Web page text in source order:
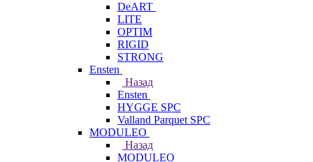
DeART
LITE
OPTIM
RIGID
STRONG
Ensten
Назад
Ensten
HYGGE SPC
Valland Parquet SPC
MODULEO
Назад
MODULEO